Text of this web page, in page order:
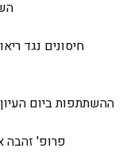
חיסונים נגד
ההשתתפות ביום העיון
פרופ' זהבה